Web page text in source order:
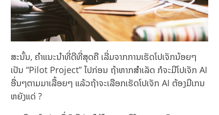
ສະນັ້ນ, ຄຳແນະນຳທີ່ດີທີ່ສຸດຄື ເລີ່ມຈາກການເຮັດໂປເຈັກນ້ອຍໆ
ເປັນ “Pilot Project” ໄປກ່ອນ ຖ້າຫາກສຳເລັດ ກໍຈະມີໂປເຈັກ AI
ອື່ນໆຕາມມາເລື້ອຍໆ ແລ້ວຖ້າຈະເລືອກເຮັດໂປເຈັກ AI ຕ້ອງມີເກນ
ຫຍັງແດ່ ?